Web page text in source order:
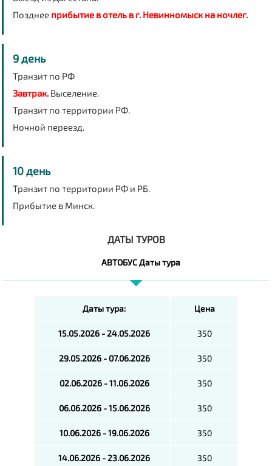
Позднее прибытие в отель в г. Невинномыск на ночлег.
9 день
Транзит по РФ
Завтрак.Выселение.
Транзит по территории РФ.
Ночной переезд.
10 день
Транзит по территории РФ и РБ.
Прибытие в Минск.
ДАТЫ ТУРОВ
АВТОБУС Даты тура
Даты тура: Цена
15.05.2026 - 24.05.2026 350
29.05.2026 - 07.06.2026 350
02.06.2026 - 11.06.2026 350
06.06.2026 - 15.06.2026 350
10.06.2026 - 19.06.2026 350
14.06.2026 - 23.06.2026 350